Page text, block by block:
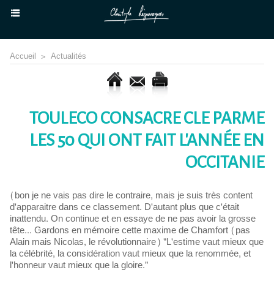
Accueil > Actualités
TOULECO CONSACRE CLE PARME
LES 50 QUI ONT FAIT L'ANNÉE EN
OCCITANIE
(bon je ne vais pas dire le contraire, mais je suis très content
d'apparaitre dans ce classement. D'autant plus que c'était
inattendu. On continue et en essaye de ne pas avoir la grosse
tête... Gardons en mémoire cette maxime de Chamfort (pas
Alain mais Nicolas, le révolutionnaire) "L'estime vaut mieux que
la célébrité, la considération vaut mieux que la renommée, et
l'honneur vaut mieux que la gloire."